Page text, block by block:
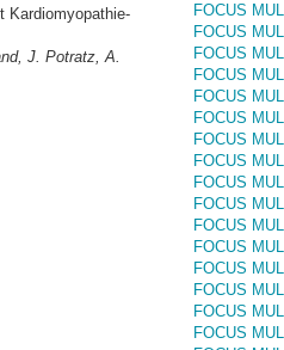
Kardiomyopathie-
J. Potratz, A.
FOCUS
FOCUS
FOCUS
FOCUS
FOCUS
FOCUS
FOCUS
FOCUS
FOCUS
FOCUS
FOCUS
FOCUS
FOCUS
FOCUS
FOCUS
FOCUS